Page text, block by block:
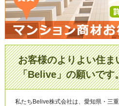
お客様のよりよい住
「Belive」の願いです
私たちBelive株式会社は、愛知県・三